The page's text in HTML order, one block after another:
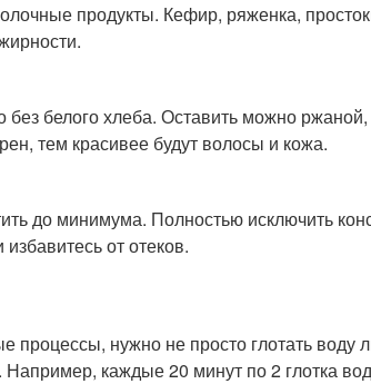
продукты. Кефир, ряженка,
без белого хлеба. Оставить можно
тем красивее будут волосы и кожа.
до минимума. Полностью исключить
от отеков.
процессы, нужно не просто глотать воду
Например, каждые 20 минут по 2 глотка